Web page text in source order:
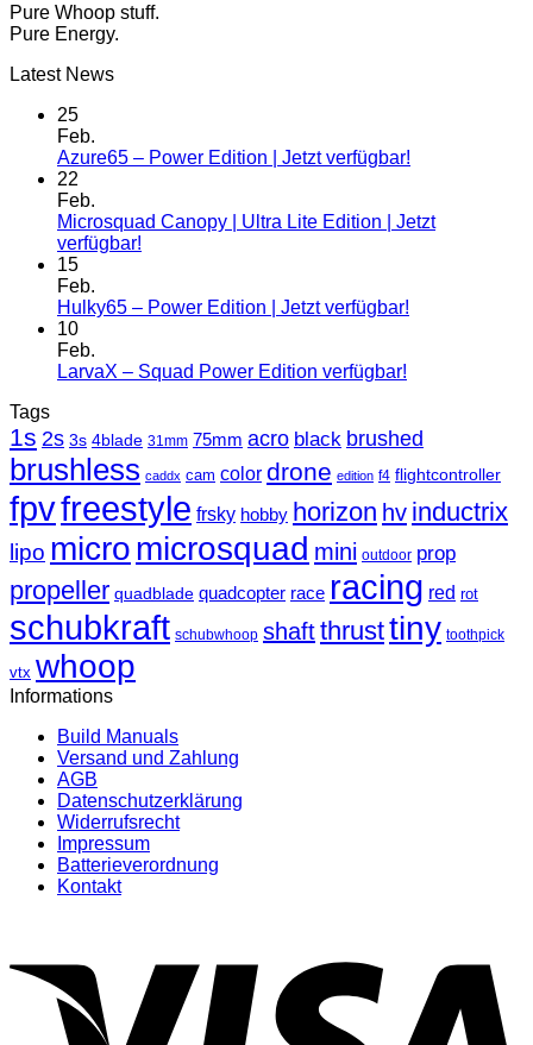
Pure Whoop stuff.
Pure Energy.
Latest News
25
Feb.
Azure65 – Power Edition | Jetzt verfügbar!
22
Feb.
Microsquad Canopy | Ultra Lite Edition | Jetzt
verfügbar!
15
Feb.
Hulky65 – Power Edition | Jetzt verfügbar!
10
Feb.
LarvaX – Squad Power Edition verfügbar!
Tags
1s 2s 3s 4blade 31mm 75mm acro black brushed
brushless caddx cam color drone edition f4 flightcontroller
fpvfreestyle frsky hobby horizon hv inductrix
lipo micromicrosquad mini outdoor prop
propeller quadblade quadcopter race racing red rot
schubkraft schubwhoop shaftthrusttiny toothpick
vtx whoop
Informations
Build Manuals
Versand und Zahlung
AGB
Datenschutzerklärung
Widerrufsrecht
Impressum
Batterieverordnung
Kontakt